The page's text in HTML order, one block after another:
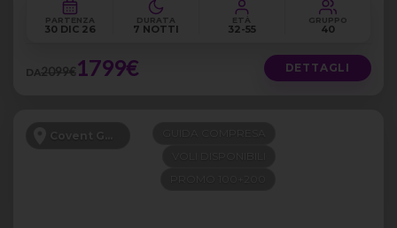
PARTENZA
30 DIC 26
DURATA
7 NOTTI
ETÀ
32-55
GRUPPO
40
DA2099€1799€ DETTAGLI
Covent Garden